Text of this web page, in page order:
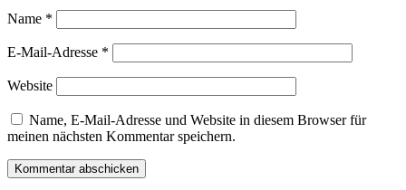
Name *
E-Mail-Adresse *
Website
Name, E-Mail-Adresse und Website in diesem Browser für
meinen nächsten Kommentar speichern.